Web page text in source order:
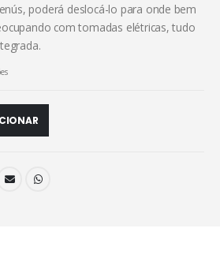
poderá deslocá-lo para onde bem
com tomadas elétricas, tudo